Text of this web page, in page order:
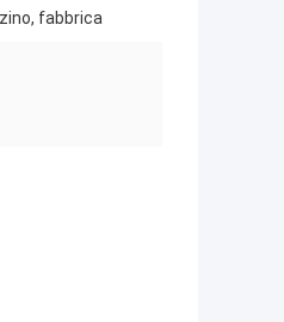
fabbrica